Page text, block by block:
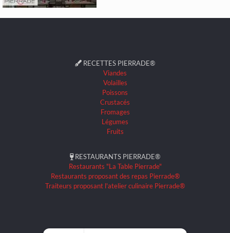
RECETTES PIERRADE®
Viandes
Volailles
Poissons
Crustacés
Fromages
Légumes
Fruits
RESTAURANTS PIERRADE®
Restaurants "La Table Pierrade"
Restaurants proposant des repas Pierrade®
Traiteurs proposant l'atelier culinaire Pierrade®